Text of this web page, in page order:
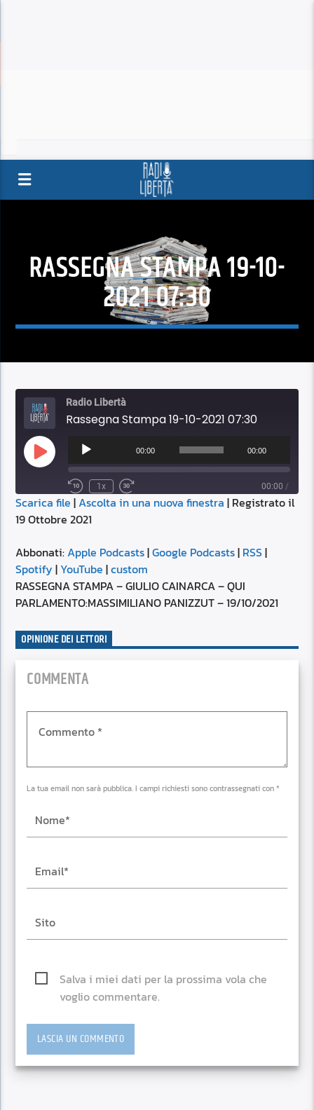
RASSEGNA STAMPA 19-10-
2021 07:30
Radio Libertà
Rassegna Stampa 19-10-2021 07:30
Play
Episode
Audio
Player
00:00 00:00
1x 00:00 /
SUBSCRIBE SHARE
Apple Podcasts
YouTube
RSS FEED
SHARE
LINK
EMBED
Scarica file |Ascolta in una nuova finestra | Registrato il
19 Ottobre 2021
Abbonati:Apple Podcasts|Google Podcasts| RSS|
Spotify | YouTube |custom
RASSEGNA STAMPA – GIULIO CAINARCA – QUI
PARLAMENTO:MASSIMILIANO PANIZZUT – 19/10/2021
OPINIONE DEI LETTORI
COMMENTA
La tua email non sarà pubblica. I campi richiesti sono contrassegnati con *
Salva i miei dati per la prossima vola che
voglio commentare.